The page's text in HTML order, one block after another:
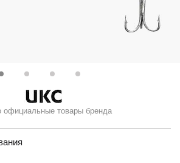
официальные товары бренда